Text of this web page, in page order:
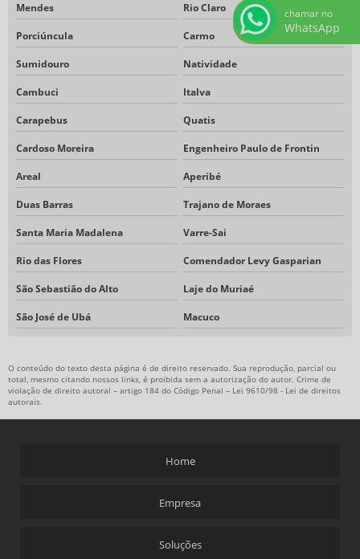
Mendes Rio Claro
Porciúncula Carmo
Sumidouro Natividade
Cambuci Italva
Carapebus Quatis
Cardoso Moreira Engenheiro Paulo de Frontin
Areal Aperibé
Duas Barras Trajano de Moraes
Santa Maria Madalena Varre-Sai
Rio das Flores Comendador Levy Gasparian
São Sebastião do Alto Laje do Muriaé
São José de Ubá Macuco
O conteúdo do texto desta página é de direito reservado. Sua reprodução, parcial ou
total, mesmo citando nossos links, é proibida sem a autorização do autor. Crime de
violação de direito autoral – artigo 184 do Código Penal – Lei 9610/98 - Lei de direitos
autorais.
Home
Empresa
Soluções
chamar no
WhatsApp